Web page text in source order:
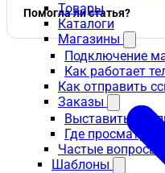
Товары
Каталоги
Магазины
Подключение
Как работает
Как отправить
Заказы
Выставить
Где
Частые
Шаблоны
Помогла ли статья?